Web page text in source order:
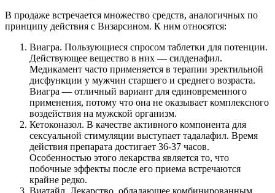
В продаже встречается множество средств, аналогичных по
принципу действия с Визарсином. К ним относятся:
Виагра. Пользующиеся спросом таблетки для потенции.
Действующее вещество в них — силденафил.
Медикамент часто применяется в терапии эректильной
дисфункции у мужчин старшего и среднего возраста.
Виагра — отличный вариант для единовременного
применения, потому что она не оказывает комплексного
воздействия на мужской организм.
Кетоконазол. В качестве активного компонента для
сексуальной стимуляции выступает тадалафил. Время
действия препарата достигает 36-37 часов.
Особенностью этого лекарства является то, что
побочные эффекты после его приема встречаются
крайне редко.
Виатайл. Лекарство, обладающее комбинированным